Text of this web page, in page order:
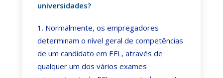
universidades?
Normalmente, os empregadores
determinam o nível geral de competências
de um candidato em EFL, através de
qualquer um dos vários exames